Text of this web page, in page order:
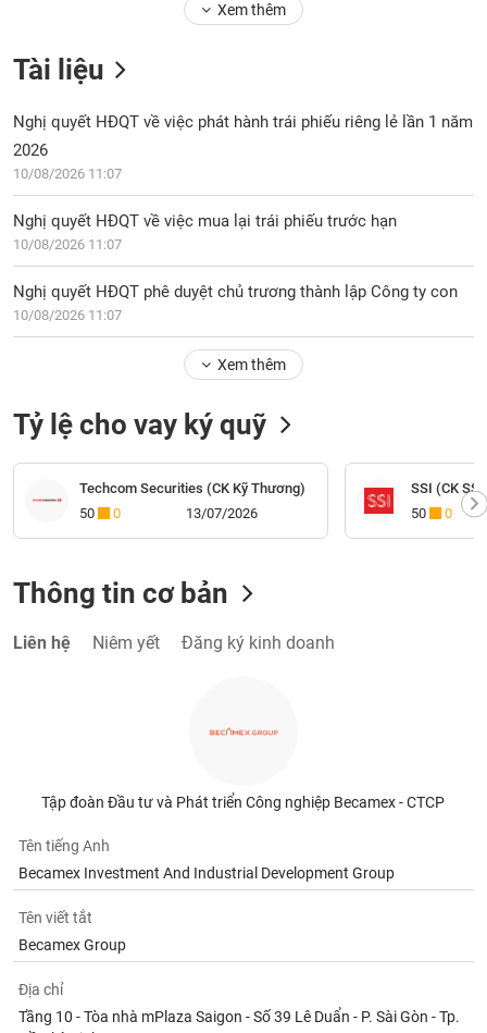
Xem thêm
Tài liệu
Nghị quyết HĐQT về việc phát hành trái phiếu riêng lẻ lần 1 năm
2026
10/08/2026 11:07
Nghị quyết HĐQT về việc mua lại trái phiếu trước hạn
10/08/2026 11:07
Nghị quyết HĐQT phê duyệt chủ trương thành lập Công ty con
10/08/2026 11:07
Xem thêm
Tỷ lệ cho vay ký quỹ
Techcom Securities (CK Kỹ Thương)
50
0 13/07/2026
SSI (CK
50
0
Thông tin cơ bản
Liên hệ Niêm yết Đăng ký kinh doanh
Tập đoàn Đầu tư và Phát triển Công nghiệp Becamex - CTCP
Tên tiếng Anh
Becamex Investment And Industrial Development Group
Tên viết tắt
Becamex Group
Địa chỉ
Tầng 10 - Tòa nhà mPlaza Saigon - Số 39 Lê Duẩn - P. Sài Gòn - Tp.